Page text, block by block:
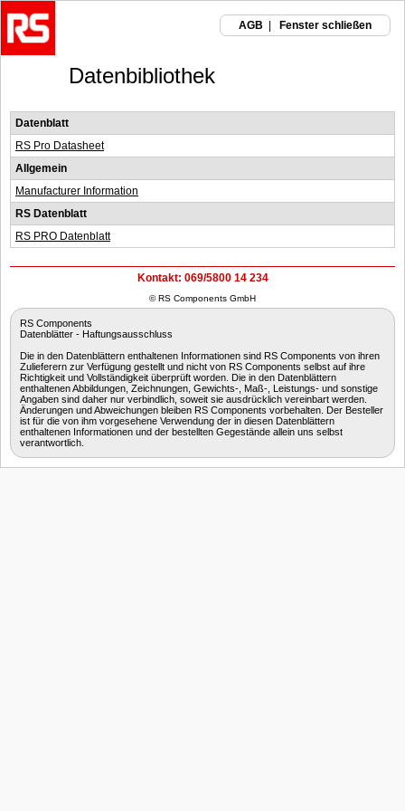
AGB Fenster schließen
Datenbibliothek
Datenblatt
RS Pro Datasheet
Allgemein
Manufacturer Information
RS Datenblatt
RS PRO Datenblatt
Kontakt: 069/5800 14 234
© RS Components GmbH
RS Components
Datenblätter - Haftungsausschluss
Die in den Datenblättern enthaltenen Informationen sind RS Components von ihren
Zulieferern zur Verfügung gestellt und nicht von RS Components selbst auf ihre
Richtigkeit und Vollständigkeit überprüft worden. Die in den Datenblättern
enthaltenen Abbildungen, Zeichnungen, Gewichts-, Maß-, Leistungs- und sonstige
Angaben sind daher nur verbindlich, soweit sie ausdrücklich vereinbart werden.
Änderungen und Abweichungen bleiben RS Components vorbehalten. Der Besteller
ist für die von ihm vorgesehene Verwendung der in diesen Datenblättern
enthaltenen Informationen und der bestellten Gegestände allein uns selbst
verantwortlich.